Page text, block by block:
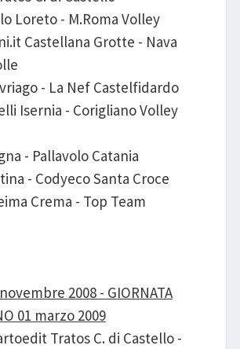
Loreto - M.Roma Volley
Castellana Grotte - Nava
- La Nef Castelfidardo
Isernia - Corigliano Volley
- Pallavolo Catania
- Codyeco Santa Croce
Crema - Top Team
2008 - GIORNATA
01 marzo 2009
Tratos C. di Castello -